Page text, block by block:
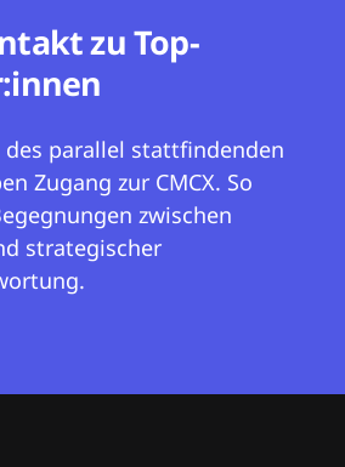
zu Top-
parallel stattfindenden
Zugang zur CMCX. So
zwischen
strategischer